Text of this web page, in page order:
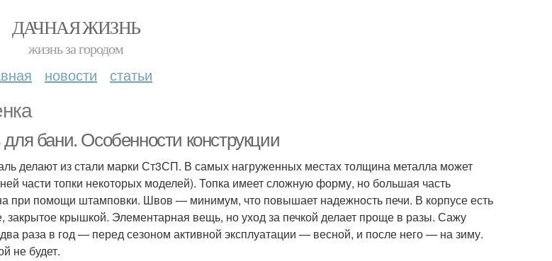
ДАЧНАЯ ЖИЗНЬ
жизнь за городом
новости статьи
бани. Особенности конструкции
делают из стали марки Ст3СП. В самых нагруженных местах толщина металла может
части топки некоторых моделей). Топка имеет сложную форму, но большая часть
при помощи штамповки. Швов — минимум, что повышает надежность печи. В корпусе есть
закрытое крышкой. Элементарная вещь, но уход за печкой делает проще в разы. Сажу
раза в год — перед сезоном активной эксплуатации — весной, и после него — на зиму.
не будет.